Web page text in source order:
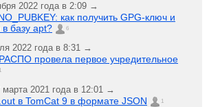
2022 года в 2:09 →
как получить GPG-ключ и
в базу apt?
6
2022 года в 8:31 →
провела первое учредительное
1
марта 2021 года в 12:01 →
в TomCat 9 в формате JSON 1